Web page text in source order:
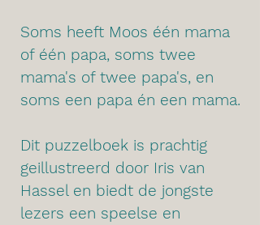
Soms heeft Moos één mama
of één papa, soms twee
mama's of twee papa's, en
soms een papa én een mama.
Dit puzzelboek is prachtig
geillustreerd door Iris van
Hassel en biedt de jongste
lezers een speelse en